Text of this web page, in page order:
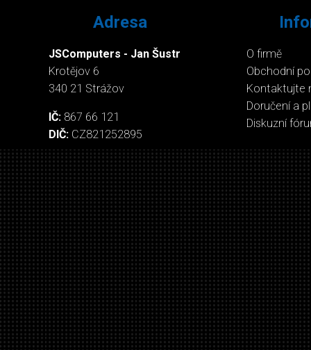
Adresa
JSComputers - Jan Šustr
Krotějov 6
340 21 Strážov
IČ: 867 66 121
DIČ: CZ821252895
O firmě
Obchodní
Kontaktujte
Doručení a
Diskuzní